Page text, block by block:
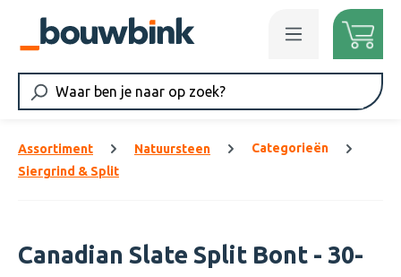
Ga naar de hoofdinhoud
Assortiment Natuursteen
Categorieën
Siergrind & Split
Canadian Slate Split Bont - 30-